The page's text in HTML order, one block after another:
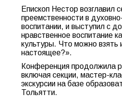
Епископ Нестор возглавил
преемственности в
воспитании, и выступил с
нравственное воспитание
культуры. Что можно взять
настоящее?».
Конференция продолжила
включая секции, мастер-
экскурсии на базе
Тольятти.